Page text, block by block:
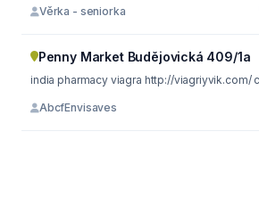
Věrka - seniorka
Penny Market Budějovická 409/1a
AbcfEnvisaves